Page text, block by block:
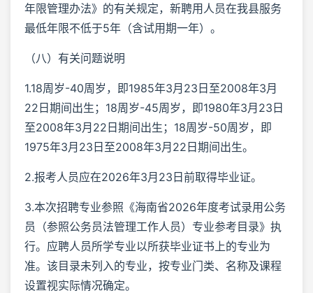
年限管理办法》的有关规定，新聘用人员在我县服务
最低年限不低于5年（含试用期一年）。
（八）有关问题说明
1.18周岁-40周岁，即1985年3月23日至2008年3月
22日期间出生；18周岁-45周岁，即1980年3月23日
至2008年3月22日期间出生；18周岁-50周岁，即
1975年3月23日至2008年3月22日期间出生。
2.报考人员应在2026年3月23日前取得毕业证。
3.本次招聘专业参照《海南省2026年度考试录用公务
员（参照公务员法管理工作人员）专业参考目录》执
行。应聘人员所学专业以所获毕业证书上的专业为
准。该目录未列入的专业，按专业门类、名称及课程
设置视实际情况确定。